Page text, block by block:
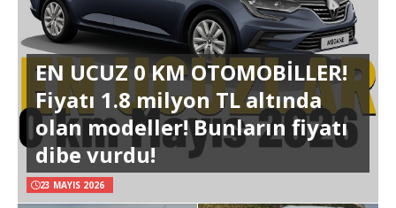
EN UCUZ 0 KM OTOMOBİLLER!
Fiyatı 1.8 milyon TL altında
olan modeller! Bunların fiyatı
dibe vurdu!
23 MAYIS 2026